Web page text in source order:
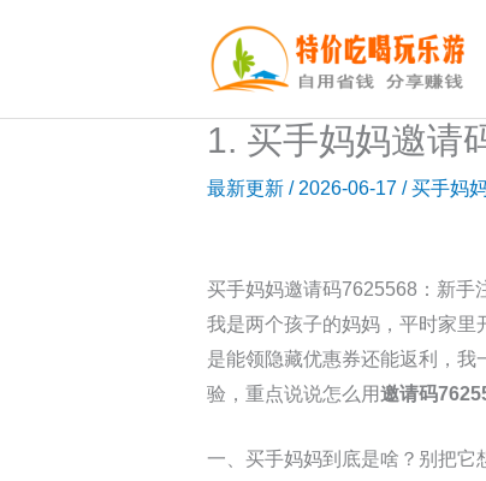
容
1. 买手妈妈邀请
最新更新 / 2026-06-17 /买手妈
买手妈妈邀请码7625568：新手
我是两个孩子的妈妈，平时家里
是能领隐藏优惠券还能返利，
验，重点说说怎么用邀请码
一、买手妈妈到底是啥？别把它